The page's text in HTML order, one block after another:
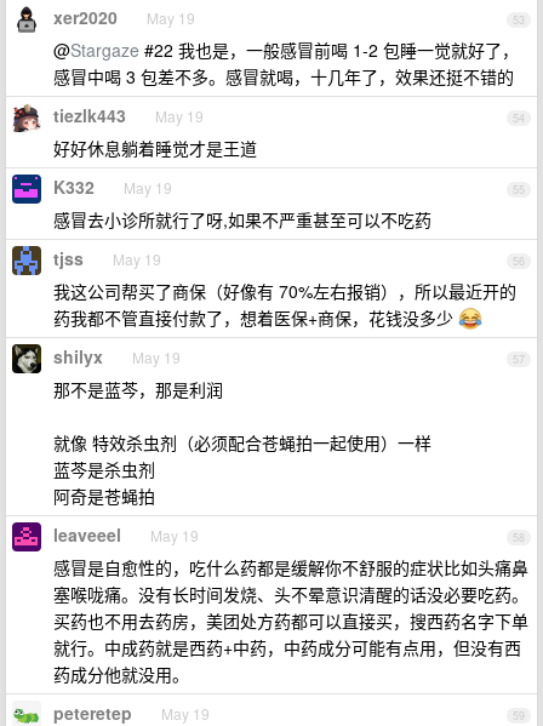
53
xer2020 May 19
@Stargaze #22 我也是，一般感冒前喝 1-2 包睡一觉就好了，
感冒中喝 3 包差不多。感冒就喝，十几年了，效果还挺不错的
54
tiezlk443 May 19
好好休息躺着睡觉才是王道
55
K332 May 19
感冒去小诊所就行了呀,如果不严重甚至可以不吃药
56
tjss May 19
我这公司帮买了商保（好像有 70%左右报销），所以最近开的
药我都不管直接付款了，想着医保+商保，花钱没多少
57
shilyx May 19
那不是蓝芩，那是利润
就像 特效杀虫剂（必须配合苍蝇拍一起使用）一样
蓝芩是杀虫剂
阿奇是苍蝇拍
58
leaveeel May 19
感冒是自愈性的，吃什么药都是缓解你不舒服的症状比如头痛鼻
塞喉咙痛。没有长时间发烧、头不晕意识清醒的话没必要吃药。
买药也不用去药房，美团处方药都可以直接买，搜西药名字下单
就行。中成药就是西药+中药，中药成分可能有点用，但没有西
药成分他就没用。
59
peteretep May 19